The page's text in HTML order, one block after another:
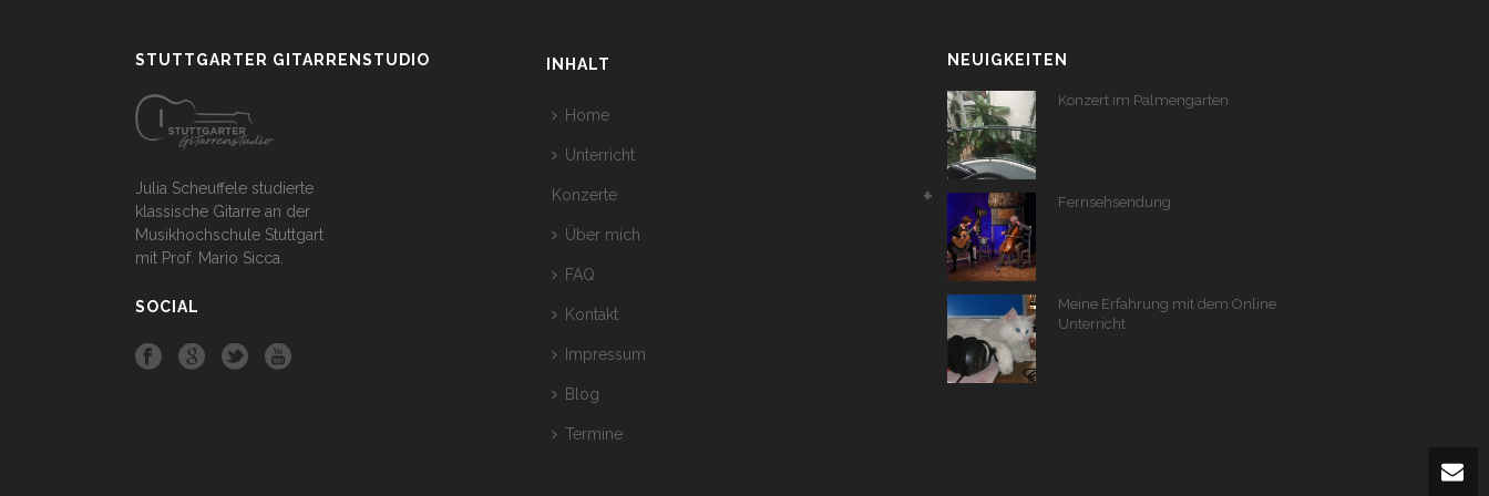
STUTTGARTER GITARRENSTUDIO
Julia Scheuffele studierte
klassische Gitarre an der
Musikhochschule Stuttgart
mit Prof. Mario Sicca.
SOCIAL
INHALT
Home
Unterricht
Konzerte
Über mich
FAQ
Kontakt
Impressum
Blog
Termine
NEUIGKEITEN
Konzert im Palmengarten
Fernsehsendung
Meine Erfahrung mit dem Online
Unterricht